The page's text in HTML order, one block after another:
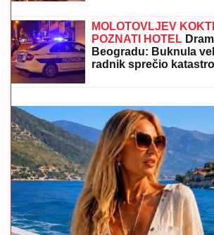
"SKUPLJAM APETIT OKOLO, A
Našem pevaču žena oprostila sve
kažem da nisam pogledao drugu"
PORODILA SE
Plavokosa pevačica
sina, roditelji dali ime
ZNAČENJEM